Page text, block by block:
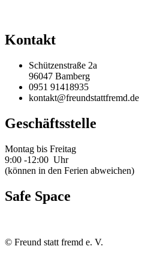
Kontakt
Schützenstraße 2a
96047 Bamberg
0951 91418935
kontakt@freundstattfremd.de
Geschäftsstelle
Montag bis Freitag
9:00 -12:00 Uhr
(können in den Ferien abweichen)
Safe Space
© Freund statt fremd e. V.